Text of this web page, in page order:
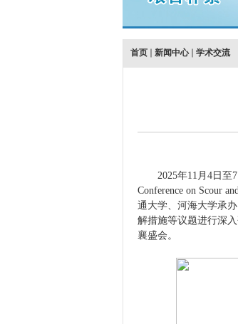
首页 新闻中心 学术交流
2025年11 月 4 日至 7
Conference on Scour
通大学、河海大学承
解措施等议题进行深
襄盛会。